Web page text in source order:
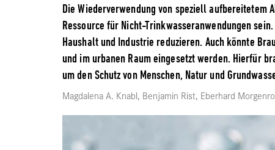
Die Wiederverwendung von speziell aufbereitetem
Ressource für Nicht-Trinkwasseranwendungen
Haushalt und Industrie reduzieren. Auch könnte
und im urbanen Raum eingesetzt werden. Hierfür
um den Schutz von Menschen, Natur und
Magdalena A. Knabl, Benjamin Rist, Eberhard